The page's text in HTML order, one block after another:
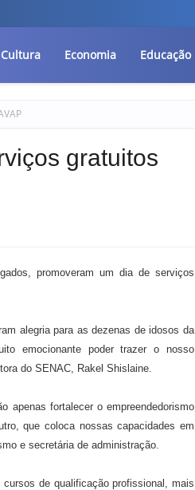
Cultura Economia Educação
gratuitos
promoveram um dia de serviços
alegria para as dezenas de idosos da
emocionante poder trazer o nosso
do SENAC, Rakel Shislaine.
apenas fortalecer o empreendedorismo
que coloca nossas capacidades em
e secretária de administração.
de qualificação profissional, mais